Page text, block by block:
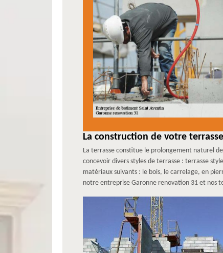
La construction de votre
La terrasse constitue le prolongement naturel
concevoir divers styles de terrasse : terrasse
matériaux suivants : le bois, le carrelage, en
notre entreprise Garonne renovation 31 et nos